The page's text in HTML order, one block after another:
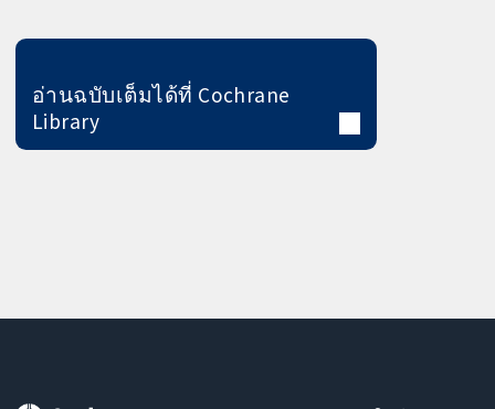
อ่านฉบับเต็มได้ที่ Cochrane
Library